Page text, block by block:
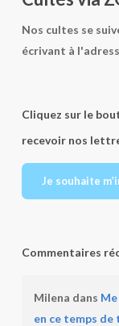
va
le
le
fait
Nos cultes se
écrivant à
Cliquez sur le
recevoir nos
Je souhaite
Commentaires
Milena dans
en ce temps de